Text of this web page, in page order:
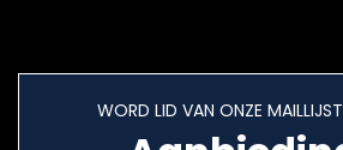
WORD LID VAN ONZE